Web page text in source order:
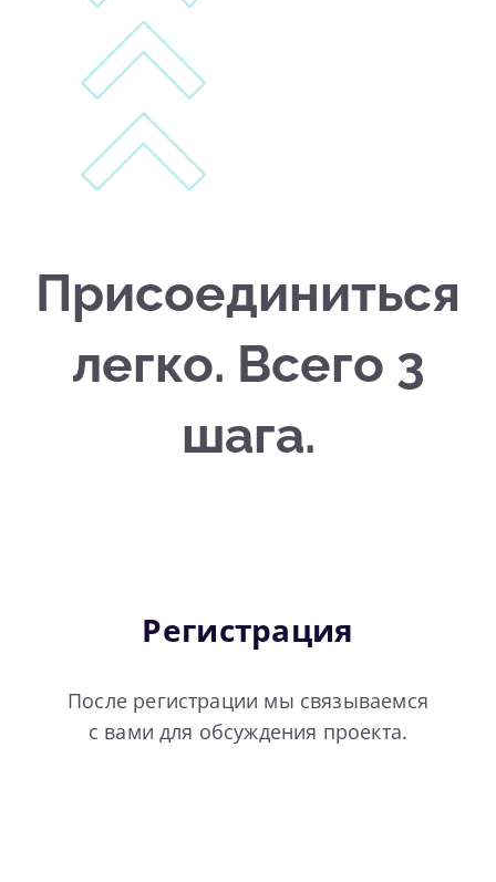
Присоединиться
легко. Всего 3
шага.
Регистрация
После регистрации мы связываемся
с вами для обсуждения проекта.